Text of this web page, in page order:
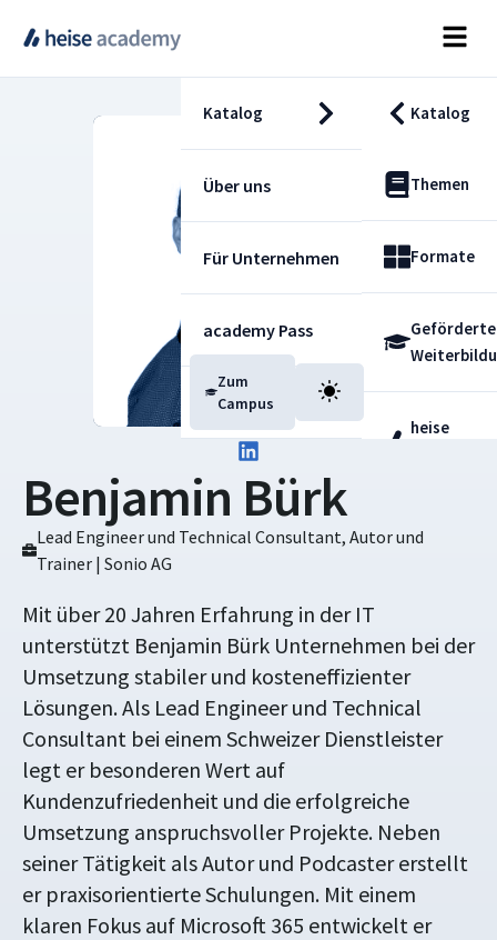
Katalog Katalog
Themen
Formate
Geförderte
heise
Über uns
Für Unternehmen
academy Pass
Blog
Zum
Campus
Benjamin Bürk
Lead Engineer und Technical Consultant, Autor und
Trainer | Sonio AG
Mit über 20 Jahren Erfahrung in der IT
unterstützt Benjamin Bürk Unternehmen bei der
Umsetzung stabiler und kosteneffizienter
Lösungen. Als Lead Engineer und Technical
Consultant bei einem Schweizer Dienstleister
legt er besonderen Wert auf
Kundenzufriedenheit und die erfolgreiche
Umsetzung anspruchsvoller Projekte. Neben
seiner Tätigkeit als Autor und Podcaster erstellt
er praxisorientierte Schulungen. Mit einem
klaren Fokus auf Microsoft 365 entwickelt er